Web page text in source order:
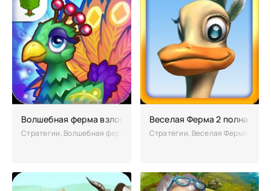
Волшебная ферма взломанная (Мод на деньги)
Стратегии, Волшебная ферма – востребованность этой игры уже
Веселая Ферма 2 полная
Стратегии, Веселая Ферма 2 –